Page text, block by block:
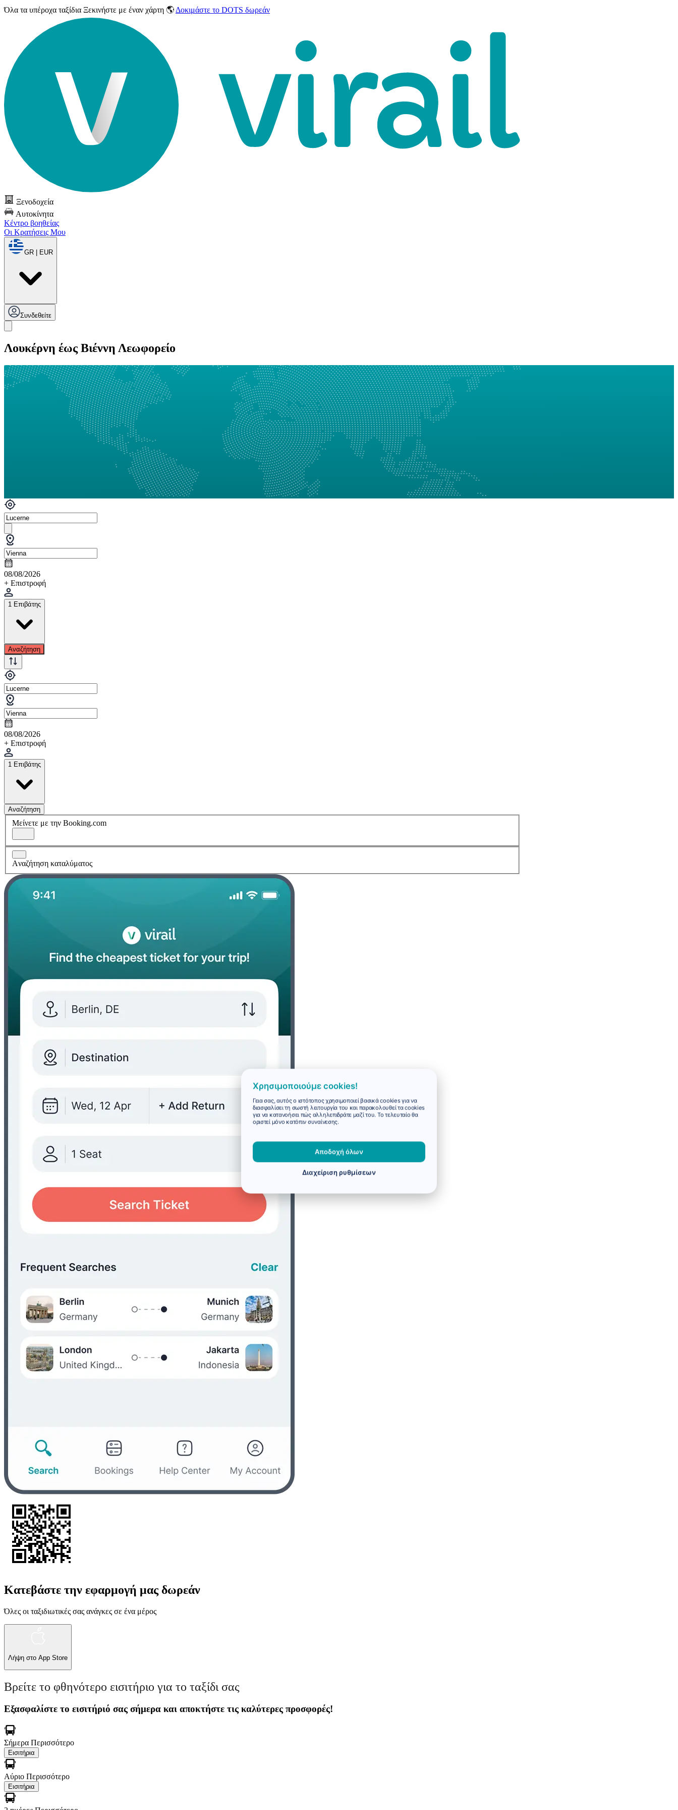
Όλα τα υπέροχα ταξίδια Ξεκινήστε με έναν χάρτη 🌎 Δοκιμάστε το DOTS δωρεάν
Ξενοδοχεία
Αυτοκίνητα
Κέντρο βοηθείας
Οι Κρατήσεις Μου
GR | EUR
Συνδεθείτε
Λουκέρνη έως Βιέννη Λεωφορείο
08/08/2026
+ Επιστροφή
1 Επιβάτης
Αναζήτηση
08/08/2026
+ Επιστροφή
1 Επιβάτης
Αναζήτηση
Μείνετε με την Booking.com
Aναζήτηση καταλύματος
Κατεβάστε την εφαρμογή μας δωρεάν
Όλες οι ταξιδιωτικές σας ανάγκες σε ένα μέρος
Λήψη στο App Store
Βρείτε το φθηνότερο εισιτήριο για το ταξίδι σας
Εξασφαλίστε το εισιτήριό σας σήμερα και αποκτήστε τις καλύτερες προσφορές!
Σήμερα Περισσότερο
Εισιτήρια
Αύριο Περισσότερο
Εισιτήρια
Χρησιμοποιούμε cookies!
Γεια σας, αυτός ο ιστότοπος χρησιμοποιεί βασικά cookies για να
διασφαλίσει τη σωστή λειτουργία του και παρακολουθεί τα cookies
για να κατανοήσει πώς αλληλεπιδράτε μαζί του. Το τελευταίο θα
οριστεί μόνο κατόπιν συναίνεσης.
Αποδοχή όλων
Διαχείριση ρυθμίσεων